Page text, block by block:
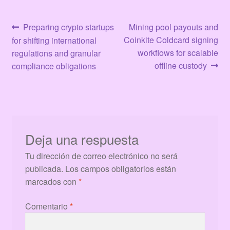
Navegación
de
entradas
Anterior:
Preparing crypto startups
for shifting international
regulations and granular
compliance obligations
Siguiente:
Mining pool payouts and
Coinkite Coldcard signing
workflows for scalable
offline custody
Deja una respuesta
Tu dirección de correo electrónico no será
publicada. Los campos obligatorios están
marcados con *
Comentario *